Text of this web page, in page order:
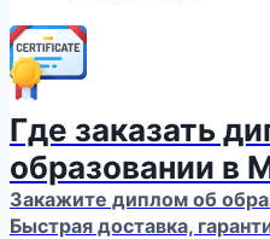
Где заказать
образовании в
Закажите диплом об
Быстрая доставка,